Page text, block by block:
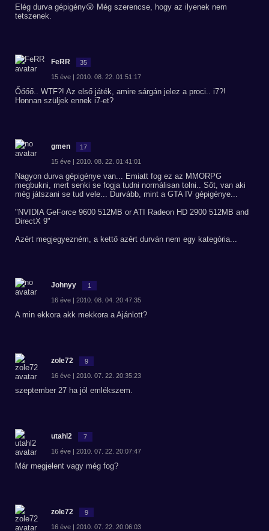
Elég durva gépigény😲 Még szerencse, hogy az ilyenek nem
tetszenek.
FeRR 35
15 éve | 2010. 08. 22. 01:51:17
Őőőő.. WTF?! Az első játék, amire sárgán jelez a proci.. i7?!
Honnan szüljek ennek i7-et?
gmen 17
15 éve | 2010. 08. 22. 01:41:01
Nagyon durva gépigénye van... Emiatt fog ez az MMORPG
megbukni, mert senki se fogja tudni normálisan tolni.. Sőt, van aki
még játszani se tud vele... Durvább, mint a GTA IV gépigénye...
"NVIDIA GeForce 9600 512MB or ATI Radeon HD 2900 512MB and
DirectX 9"
Azért megjegyezném, a kettő azért durván nem egy kategória...
Johnyy 1
16 éve | 2010. 08. 04. 20:47:35
A min ekkora akk mekkora a Ajánlott?
zole72 9
16 éve | 2010. 07. 22. 20:35:23
szeptember 27 ha jól emlékszem.
utahl2 7
16 éve | 2010. 07. 22. 20:07:47
Már megjelent vagy még fog?
zole72 9
16 éve | 2010. 07. 22. 20:06:03